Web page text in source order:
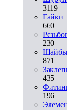
3119
Гайки
660
230
Шайбы
871
435
196